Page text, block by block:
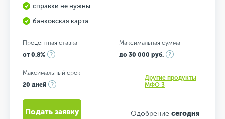
справки не нужны
банковская карта
Процентная ставка
от 0.8%
Максимальная сумма
до 30 000 руб.
Максимальный срок
20 дней
Другие продукты
МФО 3
Одобрение сегодня
Подать заявку